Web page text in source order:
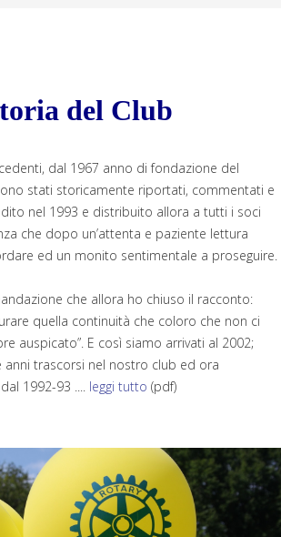
del Club
dal 1967 anno di fondazione del
stati storicamente riportati, commentati e
nel 1993 e distribuito allora a tutti i soci
che dopo un’attenta e paziente lettura
ed un monito sentimentale a proseguire.
che allora ho chiuso il racconto:
quella continuità che coloro che non ci
auspicato”. E così siamo arrivati al 2002;
anni trascorsi nel nostro club ed ora
1992-93 .... leggi tutto (pdf)